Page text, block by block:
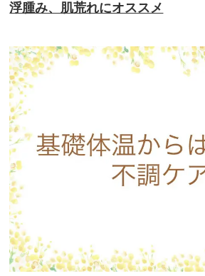
浮腫み、肌荒れにオススメ